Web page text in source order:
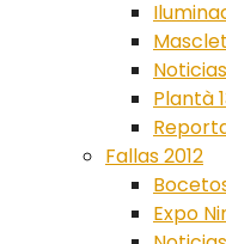
Noticias
Plantà
Fallas 2012
Expo